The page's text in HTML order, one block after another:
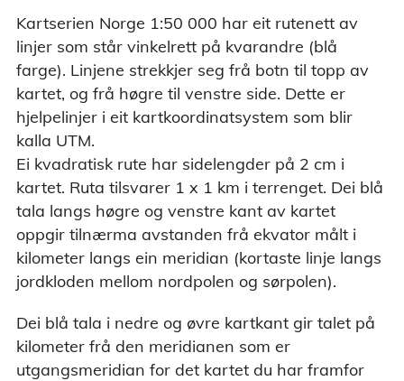
Kartserien Norge 1:50 000 har eit rutenett av
linjer som står vinkelrett på kvarandre (blå
farge). Linjene strekkjer seg frå botn til topp av
kartet, og frå høgre til venstre side. Dette er
hjelpelinjer i eit kartkoordinatsystem som blir
kalla UTM.
Ei kvadratisk rute har sidelengder på 2 cm i
kartet. Ruta tilsvarer 1 x 1 km i terrenget. Dei blå
tala langs høgre og venstre kant av kartet
oppgir tilnærma avstanden frå ekvator målt i
kilometer langs ein meridian (kortaste linje langs
jordkloden mellom nordpolen og sørpolen).
Dei blå tala i nedre og øvre kartkant gir talet på
kilometer frå den meridianen som er
utgangsmeridian for det kartet du har framfor